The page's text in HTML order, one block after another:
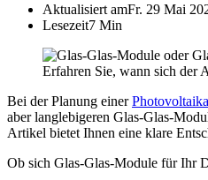
Aktualisiert amFr. 29 Mai
Lesezeit7 Min
Erfahren Sie, wann sich der
Bei der Planung einer
aber langlebigeren Glas-Glas-
Artikel bietet Ihnen eine klare
Ob sich Glas-Glas-Module für Ihr